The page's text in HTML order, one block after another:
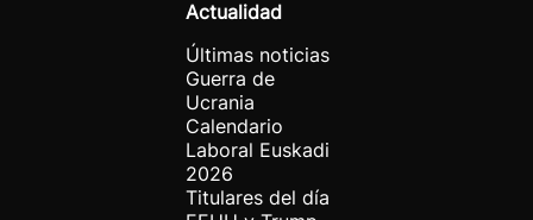
Actualidad
Últimas noticias
Guerra de
Ucrania
Calendario
Laboral Euskadi
2026
Titulares del día